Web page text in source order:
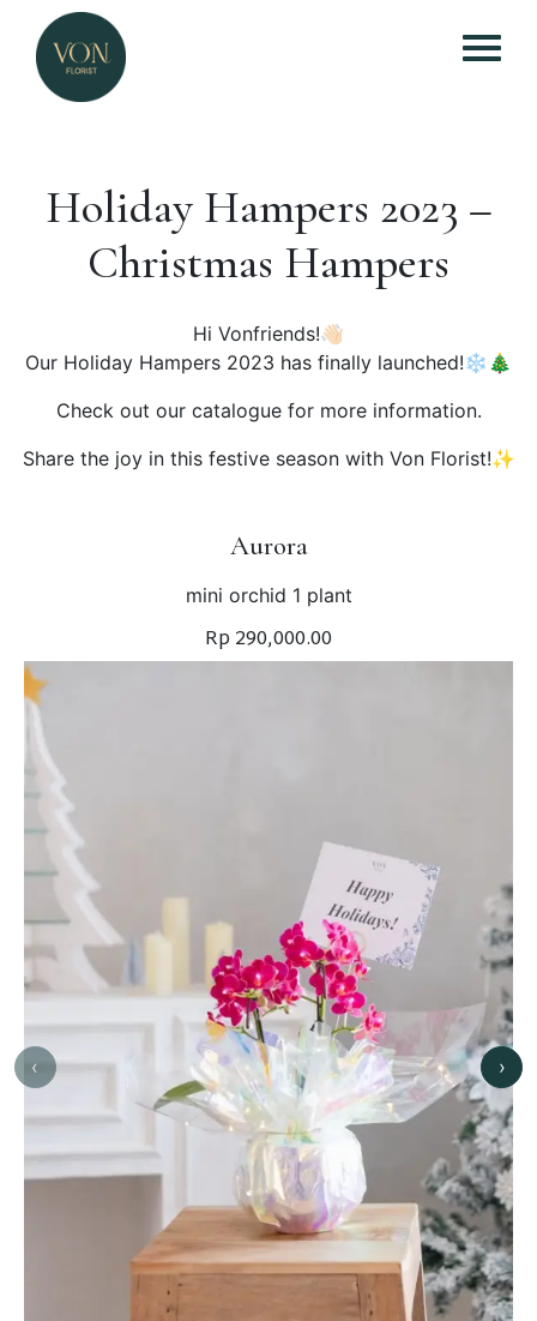
Holiday Hampers 2023 –
Christmas Hampers
Hi Vonfriends!👋🏻
Our Holiday Hampers 2023 has finally launched!❄️🎄
Check out our catalogue for more information.
Share the joy in this festive season with Von Florist!✨
Aurora
mini orchid 1 plant
Rp 290,000.00
‹ ›